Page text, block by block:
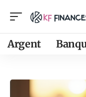
Argent